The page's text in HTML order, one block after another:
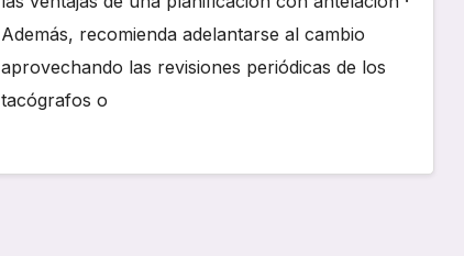
Además, recomienda adelantarse al cambio
aprovechando las revisiones periódicas de los
tacógrafos o